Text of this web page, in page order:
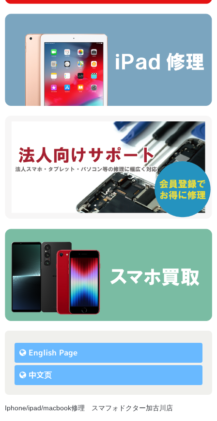
English Page
中文页
Iphone/ipad/macbook修理 スマフォドクター加古川店